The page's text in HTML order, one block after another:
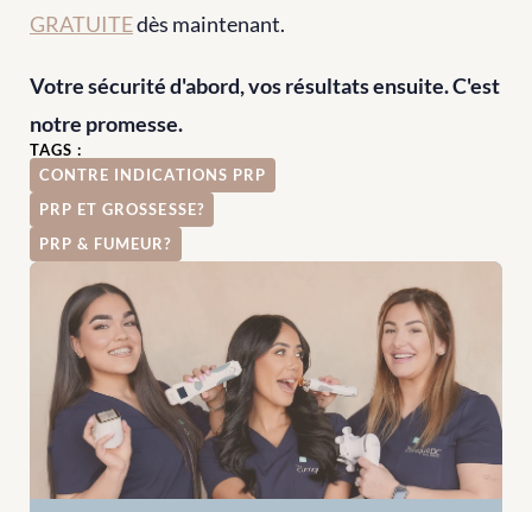
GRATUITE dès maintenant.
Votre sécurité d'abord, vos résultats ensuite. C'est
notre promesse.
TAGS :
CONTRE INDICATIONS PRP
PRP ET GROSSESSE?
PRP & FUMEUR?